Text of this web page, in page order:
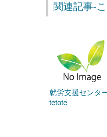
関連記事-
就労支援センタ
tetote